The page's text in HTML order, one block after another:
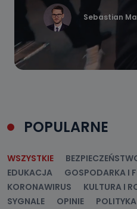
Sebastian
POPULARNE
WSZYSTKIE
EDUKACJA
GOSPODARKA I
KORONAWIRUS
KULTURA I
SYGNALE
OPINIE POLITYKA